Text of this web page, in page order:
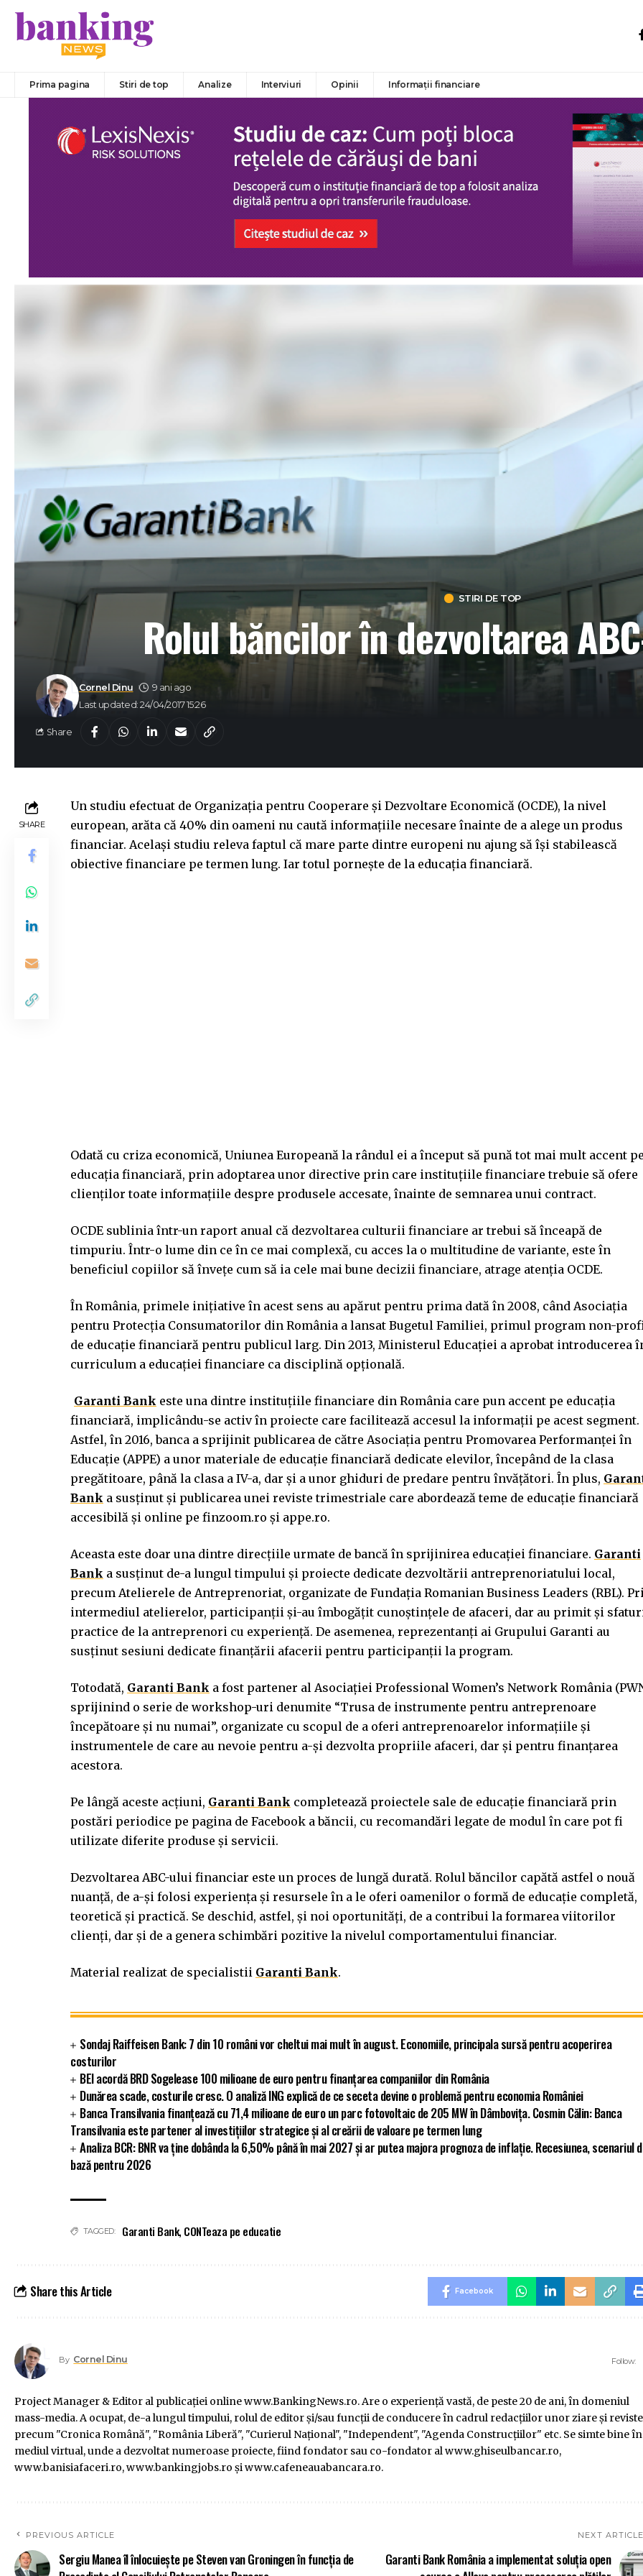
Prima pagina Stiri de top Analize Interviuri Opinii Informații financiare
STIRI DE TOP
Rolul băncilor în dezvoltarea
Last updated: 24/04/2017 15:26
Cornel Dinu 9 ani ago
Share
SHARE
Un studiu efectuat de Organizația pentru Cooperare și Dezvoltare Economică (OCDE), la nivel
european, arăta că 40% din oameni nu caută informațiile necesare înainte de a alege un produs
financiar. Același studiu releva faptul că mare parte dintre europeni nu ajung să își stabilească
obiective financiare pe termen lung. Iar totul pornește de la educația financiară.
Odată cu criza economică, Uniunea Europeană la rândul ei a început să pună tot mai mult accent
educația financiară, prin adoptarea unor directive prin care instituțiile financiare trebuie să ofere
clienților toate informațiile despre produsele accesate, înainte de semnarea unui contract.
OCDE sublinia într-un raport anual că dezvoltarea culturii financiare ar trebui să înceapă de
timpuriu. Într-o lume din ce în ce mai complexă, cu acces la o multitudine de variante, este în
beneficiul copiilor să învețe cum să ia cele mai bune decizii financiare, atrage atenția OCDE.
În România, primele inițiative în acest sens au apărut pentru prima dată în 2008, când Asociația
pentru Protecția Consumatorilor din România a lansat Bugetul Familiei, primul program non-
de educație financiară pentru publicul larg. Din 2013, Ministerul Educației a aprobat introducerea
curriculum a educației financiare ca disciplină opțională.
Garanti Bank este una dintre instituțiile financiare din România care pun accent pe educația
financiară, implicându-se activ în proiecte care facilitează accesul la informații pe acest segment.
Astfel, în 2016, banca a sprijinit publicarea de către Asociația pentru Promovarea Performanței în
Educație (APPE) a unor materiale de educație financiară dedicate elevilor, începând de la clasa
pregătitoare, până la clasa a IV-a, dar și a unor ghiduri de predare pentru învățători. În plus,
Bank a susţinut și publicarea unei reviste trimestriale care abordează teme de educație financiară
accesibilă și online pe finzoom.ro și appe.ro.
Aceasta este doar una dintre direcțiile urmate de bancă în sprijinirea educației financiare. Garanti
Bank a susținut de-a lungul timpului și proiecte dedicate dezvoltării antreprenoriatului local,
precum Atelierele de Antreprenoriat, organizate de Fundația Romanian Business Leaders (RBL).
intermediul atelierelor, participanții şi-au îmbogăţit cunoştinţele de afaceri, dar au primit şi
practice de la antreprenori cu experiență. De asemenea, reprezentanţi ai Grupului Garanti au
susţinut sesiuni dedicate finanţării afacerii pentru participanţii la program.
Totodată, Garanti Bank a fost partener al Asociației Professional Women’s Network România
sprijinind o serie de workshop-uri denumite “Trusa de instrumente pentru antreprenoare
începătoare și nu numai”, organizate cu scopul de a oferi antreprenoarelor informațiile și
instrumentele de care au nevoie pentru a-și dezvolta propriile afaceri, dar şi pentru finanţarea
acestora.
Pe lângă aceste acțiuni, Garanti Bank completează proiectele sale de educație financiară prin
postări periodice pe pagina de Facebook a băncii, cu recomandări legate de modul în care pot fi
utilizate diferite produse și servicii.
Dezvoltarea ABC-ului financiar este un proces de lungă durată. Rolul băncilor capătă astfel o nouă
nuanță, de a-și folosi experiența și resursele în a le oferi oamenilor o formă de educație completă,
teoretică și practică. Se deschid, astfel, și noi oportunități, de a contribui la formarea viitorilor
clienți, dar și de a genera schimbări pozitive la nivelul comportamentului financiar.
Material realizat de specialistii Garanti Bank.
Sondaj Raiffeisen Bank: 7 din 10 români vor cheltui mai mult în august. Economiile, principala sursă pentru acoperirea
costurilor
BEI acordă BRD Sogelease 100 milioane de euro pentru finanțarea companiilor din România
Dunărea scade, costurile cresc. O analiză ING explică de ce seceta devine o problemă pentru economia României
Banca Transilvania finanțează cu 71,4 milioane de euro un parc fotovoltaic de 205 MW în Dâmbovița. Cosmin Călin: Banca
Transilvania este partener al investițiilor strategice și al creării de valoare pe termen lung
Analiza BCR: BNR va ține dobânda la 6,50% până în mai 2027 și ar putea majora prognoza de inflație. Recesiunea, scenariul
bază pentru 2026
TAGGED: Garanti Bank, CONTeaza pe educatie
Share this Article Facebook
By Cornel Dinu Follow:
Project Manager & Editor al publicaţiei online www.BankingNews.ro. Are o experienţă vastă, de peste 20 de ani, în domeniul
mass-media. A ocupat, de-a lungul timpului, rolul de editor şi/sau funcţii de conducere în cadrul redacţiilor unor ziare şi
precum "Cronica Română", "România Liberă", "Curierul Naţional", "Independent", "Agenda Construcţiilor" etc. Se simte bine în
mediul virtual, unde a dezvoltat numeroase proiecte, fiind fondator sau co-fondator al www.ghiseulbancar.ro,
www.banisiafaceri.ro, www.bankingjobs.ro şi www.cafeneauabancara.ro.
PREVIOUS ARTICLE
Sergiu Manea îl înlocuiește pe Steven van Groningen în funcția de
NEXT
Garanti Bank România a implementat soluția open